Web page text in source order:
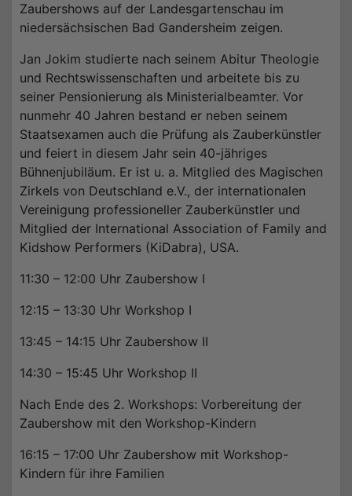
Zaubershows auf der Landesgartenschau im
niedersächsischen Bad Gandersheim zeigen.
Jan Jokim studierte nach seinem Abitur Theologie
und Rechtswissenschaften und arbeitete bis zu
seiner Pensionierung als Ministerialbeamter. Vor
nunmehr 40 Jahren bestand er neben seinem
Staatsexamen auch die Prüfung als Zauberkünstler
und feiert in diesem Jahr sein 40-jähriges
Bühnenjubiläum. Er ist u. a. Mitglied des Magischen
Zirkels von Deutschland e.V., der internationalen
Vereinigung professioneller Zauberkünstler und
Mitglied der International Association of Family and
Kidshow Performers (KiDabra), USA.
11:30 – 12:00 Uhr Zaubershow I
12:15 – 13:30 Uhr Workshop I
13:45 – 14:15 Uhr Zaubershow II
14:30 – 15:45 Uhr Workshop II
Nach Ende des 2. Workshops: Vorbereitung der
Zaubershow mit den Workshop-Kindern
16:15 – 17:00 Uhr Zaubershow mit Workshop-
Kindern für ihre Familien